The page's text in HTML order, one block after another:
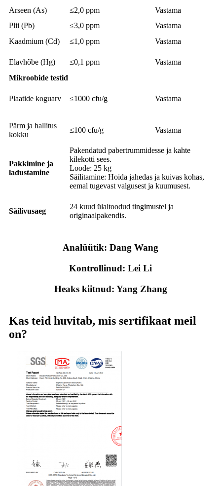
Arseen (As) ≤2,0 ppm
Vastama
Plii (Pb)
≤3,0 ppm
Vastama
Kaadmium (Cd)
≤1,0 ppm Vastama
Elavhõbe (Hg) ≤0,1 ppm
Vastama
Mikroobide testid
Plaatide koguarv ≤1000 cfu/g Vastama
Pärm ja hallitus
kokku
≤100 cfu/g Vastama
Pakkimine ja
ladustamine
Pakendatud pabertrummidesse ja kahte
kilekotti sees.
Loode: 25 kg
Säilitamine: Hoida jahedas ja kuivas kohas,
eemal tugevast valgusest ja kuumusest.
Säilivusaeg
24 kuud ülaltoodud tingimustel ja
originaalpakendis.
Analüütik: Dang Wang
Kontrollinud: Lei Li
Heaks kiitnud: Yang Zhang
Kas teid huvitab, mis sertifikaat meil
on?